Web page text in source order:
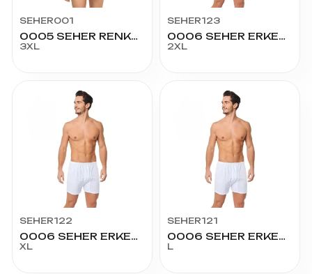
SEHER001
0005 SEHER RENKLİ SLİP NO:7
3XL
SEHER123
0006 SEHER ERKEK ARJANTİN NO:6
2XL
SEHER122
0006 SEHER ERKEK ARJANTİN NO:5
XL
SEHER121
0006 SEHER ERKEK ARJANTİN NO:4
L